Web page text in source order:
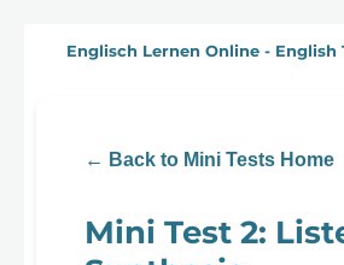
Hauptinhalt
Englisch Lernen Online - English
← Back to Mini Tests Home
Mini Test 2: